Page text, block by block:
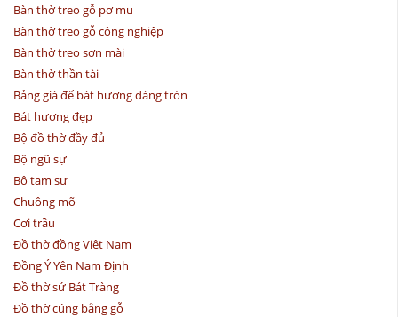
Bàn thờ treo gỗ pơ mu
Bàn thờ treo gỗ công nghiệp
Bàn thờ treo sơn mài
Bàn thờ thần tài
Bảng giá đế bát hương dáng tròn
Bát hương đẹp
Bộ đồ thờ đầy đủ
Bộ ngũ sự
Bộ tam sự
Chuông mõ
Cơi trầu
Đồ thờ đồng Việt Nam
Đồng Ý Yên Nam Định
Đồ thờ sứ Bát Tràng
Đồ thờ cúng bằng gỗ